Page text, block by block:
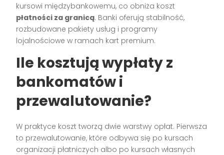
kursowi międzybankowemu, co obniża koszt
płatności za granicą. Banki oferują stabilność,
rozbudowane pakiety usług i programy
lojalnościowe w ramach kart premium.
Ile kosztują wypłaty z
bankomatów i
przewalutowanie?
W praktyce koszt tworzą dwie warstwy opłat. Pierwsza
to przewalutowanie, które odbywa się po kursach
organizacji płatniczych albo po kursach własnych